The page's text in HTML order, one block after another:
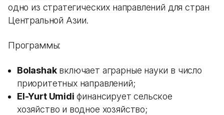
одно из стратегических направлений для стран
Центральной Азии.
Программы:
Bolashakвключает аграрные науки в число
приоритетных направлений;
El-Yurt Umidi финансирует сельское
хозяйство и водное хозяйство;